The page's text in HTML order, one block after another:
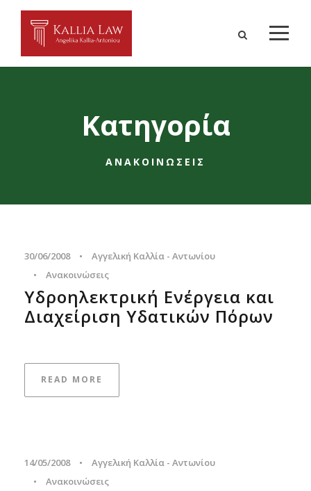
Κατηγορία
ΑΝΑΚΟΙΝΏΣΕΙΣ
30/06/2008 •
Αγγελική Καλλία - Αντωνίου
•
Ανακοινώσεις
Υδροηλεκτρική Ενέργεια και
Διαχείριση Υδατικών Πόρων
READ MORE
14/05/2008 •
Αγγελική Καλλία - Αντωνίου
•
Ανακοινώσεις